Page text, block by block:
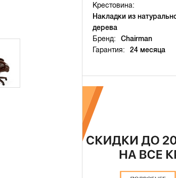
Крестовина:
Накладки из
дерева
Бренд:
Chairman
Гарантия:
24 месяца